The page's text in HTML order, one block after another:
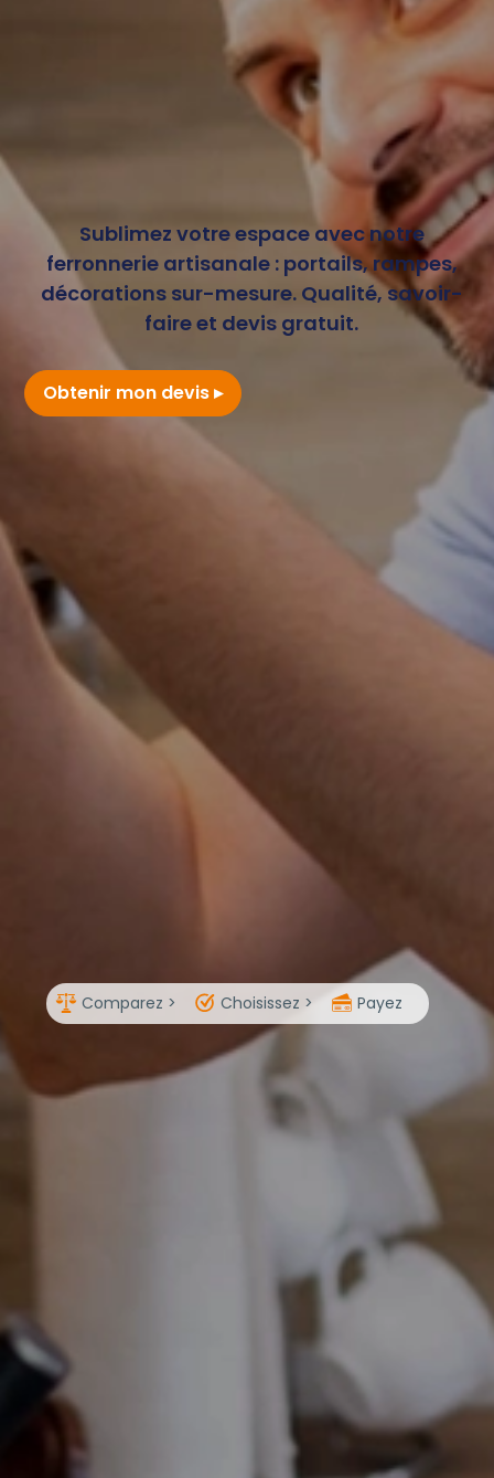
Sublimez votre espace avec notre
ferronnerie artisanale : portails, rampes,
décorations sur-mesure. Qualité, savoir-
faire et devis gratuit.
Obtenir mon devis
Comparez > Choisissez > Payez